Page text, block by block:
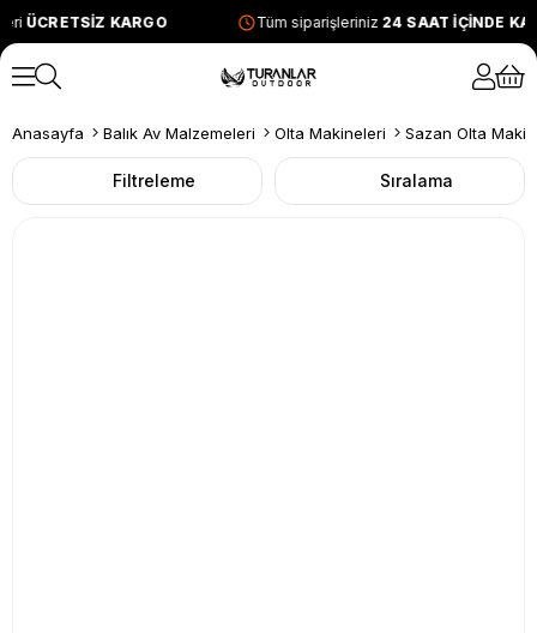
ÜCRETSİZ KARGO Tüm siparişleriniz24 SAAT İÇİNDE
Anasayfa Balık Av Malzemeleri Olta Makineleri Sazan Olta
Filtreleme Sıralama